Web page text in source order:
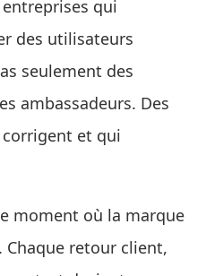
qui
des utilisateurs
seulement des
ambassadeurs. Des
et qui
moment où la marque
Chaque retour client,